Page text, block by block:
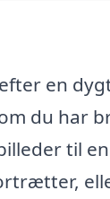
en
du har
til